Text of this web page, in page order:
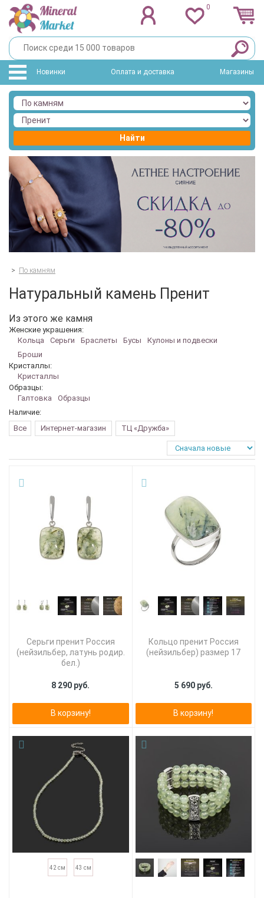
0
Новинки Оплата и доставка Магазины
Найти
> По камням
Натуральный камень Пренит
Из этого же камня
Женские украшения:
Кольца
Серьги Браслеты Бусы
Кулоны и подвески
Броши
Кристаллы:
Кристаллы
Образцы:
Галтовка
Образцы
Наличие:
Все
Интернет-магазин ТЦ «Дружба»
Серьги пренит Россия
(нейзильбер, латунь родир.
бел.)
8 290 руб.
В корзину!
Кольцо пренит Россия
(нейзильбер) размер 17
5 690 руб.
В корзину!
42 см 43 см